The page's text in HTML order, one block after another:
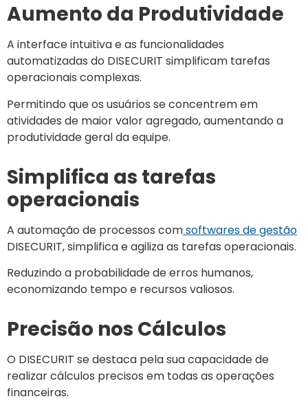
Aumento da Produtividade
A interface intuitiva e as funcionalidades
automatizadas do DISECURIT simplificam tarefas
operacionais complexas.
Permitindo que os usuários se concentrem em
atividades de maior valor agregado, aumentando a
produtividade geral da equipe.
Simplifica as tarefas
operacionais
A automação de processos comsoftwares de gestão
DISECURIT, simplifica e agiliza as tarefas operacionais.
Reduzindo a probabilidade de erros humanos,
economizando tempo e recursos valiosos.
Precisão nos Cálculos
O DISECURIT se destaca pela sua capacidade de
realizar cálculos precisos em todas as operações
financeiras.